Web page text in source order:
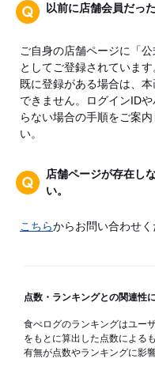
以前に店舗会員だっ
ご自身の店舗ページに「
としてご登録されています
既に登録がある場合は、
できません。ログインID
らない場合の手順をご案内
い。
店舗ページが存在し
い。
こちらからお問い合わせく
点数・ランキングとの関連性
食べログのランキングはユー
をもとに算出した点数による
有無が点数やランキングに影